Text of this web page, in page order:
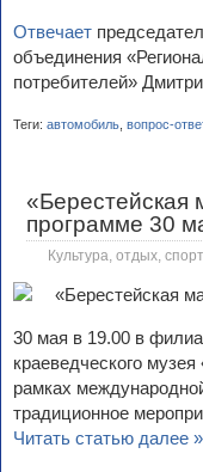
Отвечает
объединения
потребителей»
Теги: автомобиль вопрос-
«Берестейская
программе 30
Культура, отдых, спорт
30 мая в 19.00 в
краеведческого
рамках
традиционное
Читать статью далее »